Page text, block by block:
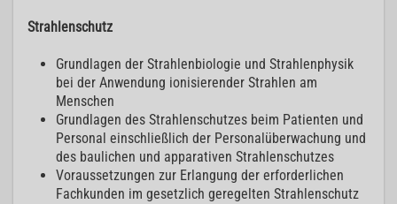
Strahlenschutz
Grundlagen der Strahlenbiologie und Strahlenphysik
bei der Anwendung ionisierender Strahlen am
Menschen
Grundlagen des Strahlenschutzes beim Patienten und
Personal einschließlich der Personalüberwachung und
des baulichen und apparativen Strahlenschutzes
Voraussetzungen zur Erlangung der erforderlichen
Fachkunden im gesetzlich geregelten Strahlenschutz